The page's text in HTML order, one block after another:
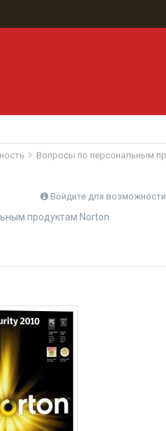
Вопросы по персональным
Войдите для
продуктам Norton